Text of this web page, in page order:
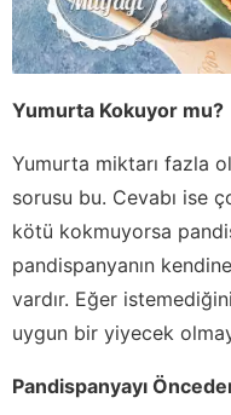
Yumurta Kokuyor mu?
Yumurta miktarı fazla
sorusu bu. Cevabı ise
kötü kokmuyorsa
pandispanyanın
vardır. Eğer
uygun bir yiyecek
Pandispanyayı